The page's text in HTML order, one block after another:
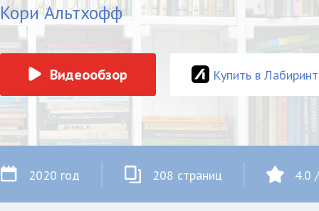
Кори Альтхофф
Видеообзор Купить в
2020 год 208 страниц 4.0